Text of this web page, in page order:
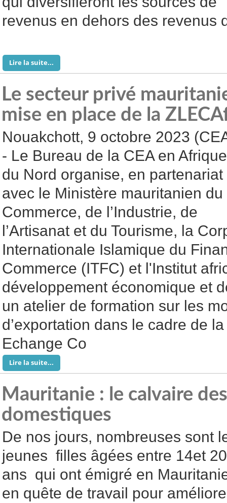
revenus en dehors des revenus
Lire la suite...
Le secteur privé
mise en place de la
Nouakchott, 9 octobre 2023
- Le Bureau de la CEA en Afrique
du Nord organise, en partenariat
avec le Ministère mauritanien du
Commerce, de l’Industrie, de
l’Artisanat et du Tourisme, la
Internationale Islamique du
Commerce (ITFC) et l'Institut
développement économique et
un atelier de formation sur les
d’exportation dans le cadre de
Echange Co
Lire la suite...
Mauritanie : le calvaire
domestiques
De nos jours, nombreuses sont
jeunes filles âgées entre 14et 20
ans qui ont émigré en
en quête de travail pour